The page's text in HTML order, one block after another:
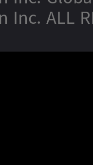
Inc. ALL